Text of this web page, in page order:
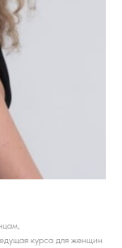
курса для женщин